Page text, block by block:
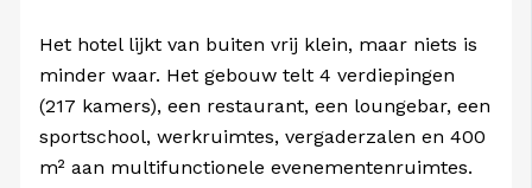
Het hotel lijkt van buiten vrij klein, maar niets is
minder waar. Het gebouw telt 4 verdiepingen
(217 kamers), een restaurant, een loungebar, een
sportschool, werkruimtes, vergaderzalen en 400
m² aan multifunctionele evenementenruimtes.